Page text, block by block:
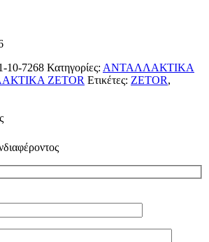
10-7268 Κατηγορίες: ΑΝΤΑΛΛΑΚΤΙΚΑ
ZETOR Ετικέτες: ZETOR,